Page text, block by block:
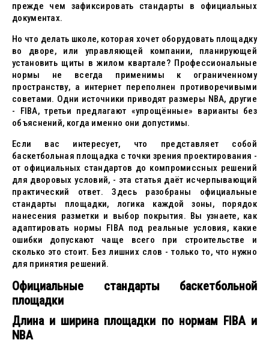
прежде чем зафиксировать стандарты в официальных
документах.
Но что делать школе, которая хочет оборудовать площадку
во дворе, или управляющей компании, планирующей
установить щиты в жилом квартале? Профессиональные
нормы не всегда применимы к ограниченному
пространству, а интернет переполнен противоречивыми
советами. Одни источники приводят размеры NBA, другие
- FIBA, третьи предлагают «упрощённые» варианты без
объяснений, когда именно они допустимы.
Если вас интересует, что представляет собой
баскетбольная площадка с точки зрения проектирования -
от официальных стандартов до компромиссных решений
для дворовых условий, - эта статья даёт исчерпывающий
практический ответ. Здесь разобраны официальные
стандарты площадки, логика каждой зоны, порядок
нанесения разметки и выбор покрытия. Вы узнаете, как
адаптировать нормы FIBA под реальные условия, какие
ошибки допускают чаще всего при строительстве и
сколько это стоит. Без лишних слов - только то, что нужно
для принятия решений.
Официальные стандарты баскетбольной
площадки
Длина и ширина площадки по нормам FIBA и
NBA